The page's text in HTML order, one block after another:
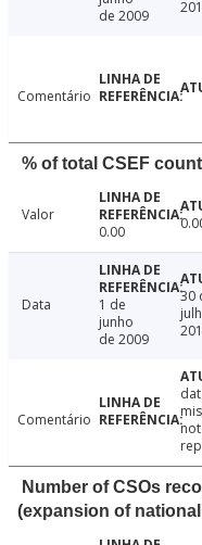
de 2009
Comentário
% of total CSEF
Valor
0.00
Data
1 de
junho
de 2009
30
Comentário
not
Number of CSOs
(expansion of